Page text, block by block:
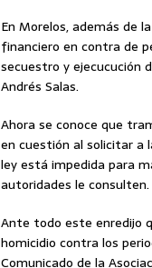
En Morelos, además de
financiero en contra de
secuestro y ejecucución
Andrés Salas.
Ahora se conoce que
en cuestión al solicitar a
ley está impedida para
autoridades le consulten.
Ante todo este enredijo
homicidio contra los
Comunicado de la